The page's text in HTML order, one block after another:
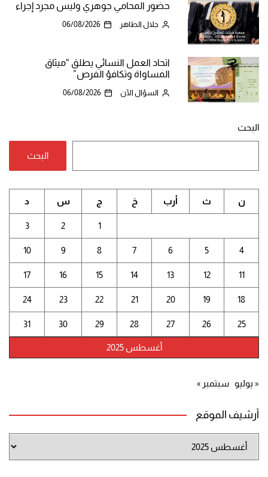
حضور المحامي جوهري وليس مجرد إجراء
جلال الطاهر 06/08/2026
اتحاد العمل النسائي يطلق “ميثاق
المساواة وتكافؤ الفرص”
السؤال الآن 06/08/2026
البحث
البحث
أغسطس 2025
ن ث أرب خ ج س د
1
2
3
4
5
6
7
8
9
10
11
12
13
14
15
16
17
18
19
20
21
22
23
24
25
26
27
28
29
30
31
« يوليو سبتمبر »
أرشيف الموقع
أرشيف